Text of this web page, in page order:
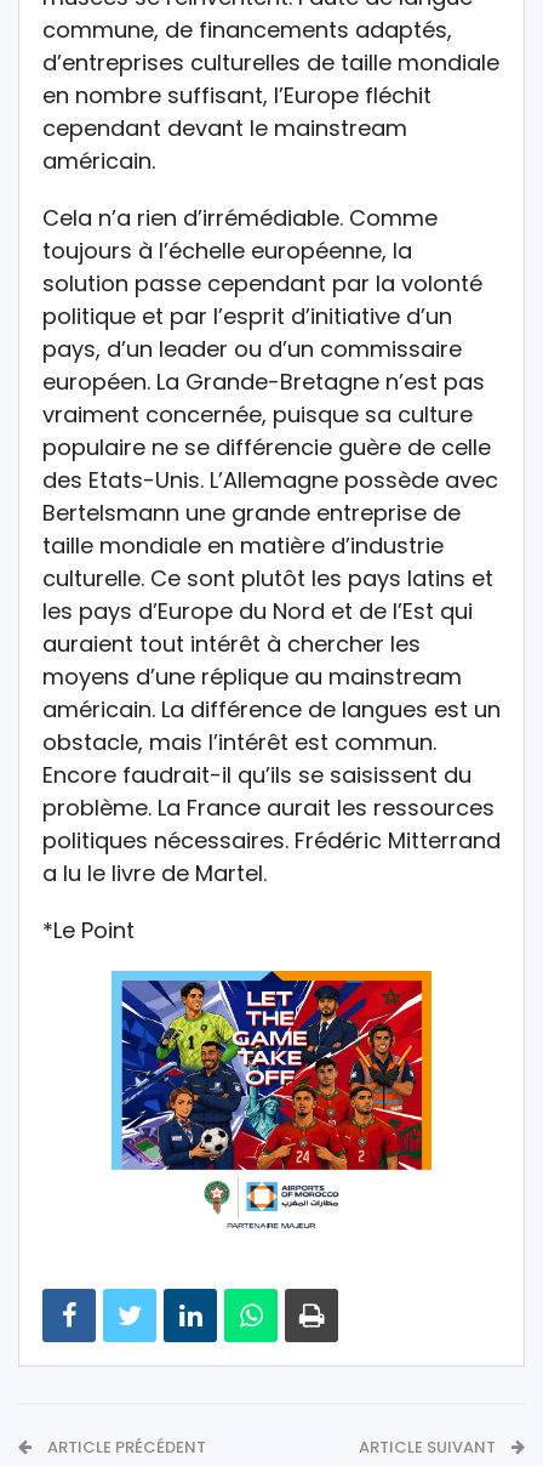
commune, de financements adaptés,
d’entreprises culturelles de taille mondiale
en nombre suffisant, l’Europe fléchit
cependant devant le mainstream
américain.
Cela n’a rien d’irrémédiable. Comme
toujours à l’échelle européenne, la
solution passe cependant par la volonté
politique et par l’esprit d’initiative d’un
pays, d’un leader ou d’un commissaire
européen. La Grande-Bretagne n’est pas
vraiment concernée, puisque sa culture
populaire ne se différencie guère de celle
des Etats-Unis. L’Allemagne possède avec
Bertelsmann une grande entreprise de
taille mondiale en matière d’industrie
culturelle. Ce sont plutôt les pays latins et
les pays d’Europe du Nord et de l’Est qui
auraient tout intérêt à chercher les
moyens d’une réplique au mainstream
américain. La différence de langues est un
obstacle, mais l’intérêt est commun.
Encore faudrait-il qu’ils se saisissent du
problème. La France aurait les ressources
politiques nécessaires. Frédéric Mitterrand
a lu le livre de Martel.
*Le Point
ARTICLE PRÉCÉDENT ARTICLE SUIVANT